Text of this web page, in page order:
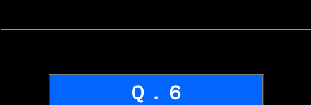
Ｑ．６